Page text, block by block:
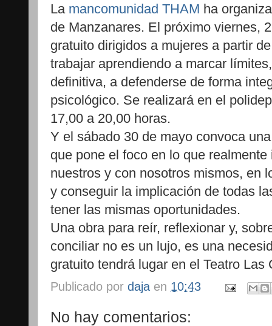
La mancomunidad THAM ha
de Manzanares. El próximo viernes,
gratuito dirigidos a mujeres a partir
trabajar aprendiendo a marcar
definitiva, a defenderse de forma
psicológico. Se realizará en el
17,00 a 20,00 horas.
Y el sábado 30 de mayo convoca
que pone el foco en lo que
nuestros y con nosotros mismos, en
y conseguir la implicación de todas
tener las mismas oportunidades.
Una obra para reír, reflexionar y,
conciliar no es un lujo, es una
gratuito tendrá lugar en el Teatro
Publicado por daja en 10:43
No hay comentarios: